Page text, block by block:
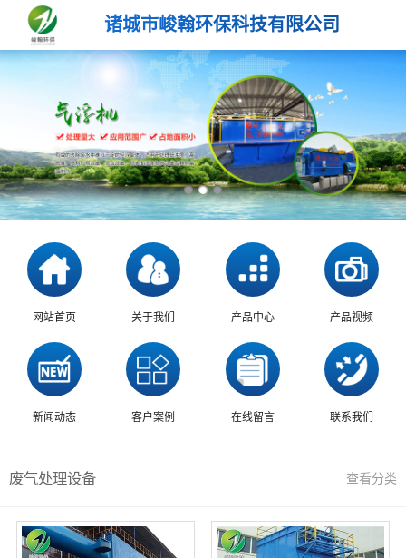
诸城市峻翰环保科技有限公司
网站首页 关于我们 产品中心 产品视频
新闻动态 客户案例 在线留言 联系我们
废气处理设备 查看分类